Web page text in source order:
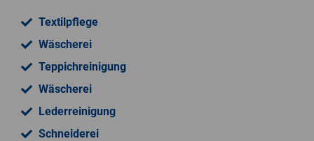
Textilpflege
Wäscherei
Teppichreinigung
Wäscherei
Lederreinigung
Schneiderei